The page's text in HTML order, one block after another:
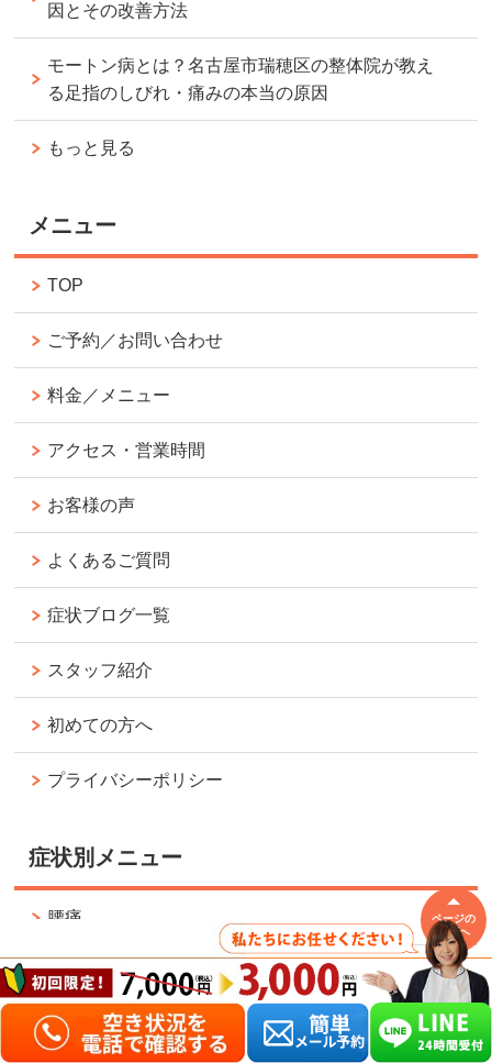
因とその改善方法
モートン病とは？名古屋市瑞穂区の整体院が教え
る足指のしびれ・痛みの本当の原因
もっと見る
メニュー
TOP
ご予約／お問い合わせ
料金／メニュー
アクセス・営業時間
お客様の声
よくあるご質問
症状ブログ一覧
スタッフ紹介
初めての方へ
プライバシーポリシー
症状別メニュー
腰痛
肩こり
自律神経失調症
ページの
先頭へ